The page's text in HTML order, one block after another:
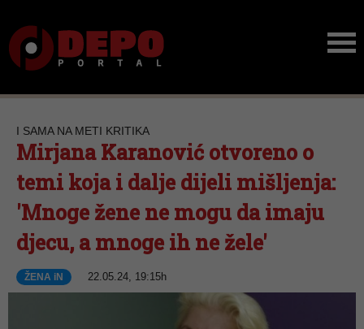
I SAMA NA METI KRITIKA
Mirjana Karanović otvoreno o
temi koja i dalje dijeli mišljenja:
'Mnoge žene ne mogu da imaju
djecu, a mnoge ih ne žele'
ŽENA iN 22.05.24, 19:15h